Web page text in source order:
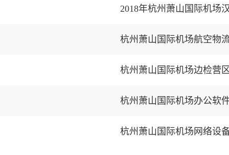
2018年杭州萧山国际机场
杭州萧山国际机场航空物
杭州萧山国际机场边检营
杭州萧山国际机场办公软
杭州萧山国际机场网络设